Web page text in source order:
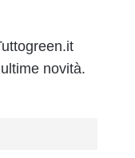
novità.